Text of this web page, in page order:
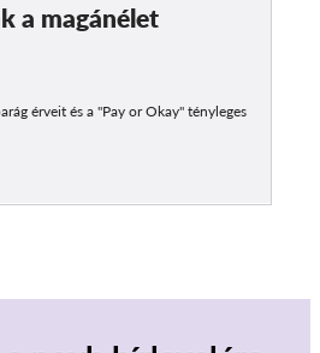
a magánélet
érveit és a "Pay or Okay" tényleges